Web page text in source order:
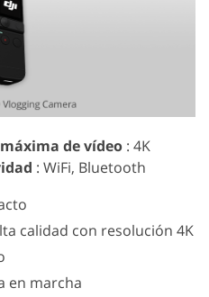
de vídeo : 4K
: WiFi, Bluetooth
calidad con resolución 4K
en marcha